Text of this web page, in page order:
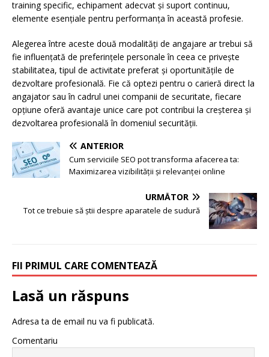
training specific, echipament adecvat și suport continuu,
elemente esențiale pentru performanța în această profesie.
Alegerea între aceste două modalități de angajare ar trebui să
fie influențată de preferințele personale în ceea ce privește
stabilitatea, tipul de activitate preferat și oportunitățile de
dezvoltare profesională. Fie că optezi pentru o carieră direct la
angajator sau în cadrul unei companii de securitate, fiecare
opțiune oferă avantaje unice care pot contribui la creșterea și
dezvoltarea profesională în domeniul securității.
ANTERIOR
Cum serviciile SEO pot transforma afacerea ta:
Maximizarea vizibilității și relevanței online
URMĂTOR
Tot ce trebuie să știi despre aparatele de sudură
FII PRIMUL CARE COMENTEAZĂ
Lasă un răspuns
Adresa ta de email nu va fi publicată.
Comentariu